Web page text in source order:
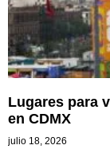
Lugares para
en CDMX
julio 18, 2026